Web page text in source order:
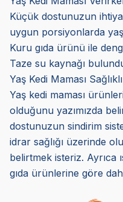
Küçük dostunuzun
uygun porsiyonlarda
Kuru gıda ürünü ile
Taze su kaynağı
Yaş Kedi Maması
Yaş kedi maması
olduğunu yazımızda
dostunuzun sindirim
idrar sağlığı üzerinde
belirtmek isteriz. Ayrıca
gıda ürünlerine göre